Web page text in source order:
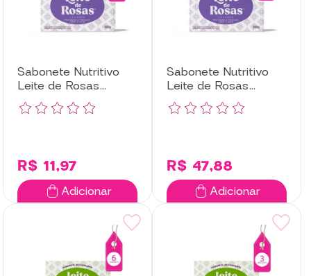
Sabonete Nutritivo
Leite de Rosas
Lavanda com 3
Unidades
R$ 11,97
Adicionar
Sabonete Nutritivo
Leite de Rosas
Lavanda com 12
Unidades
R$ 47,88
Adicionar